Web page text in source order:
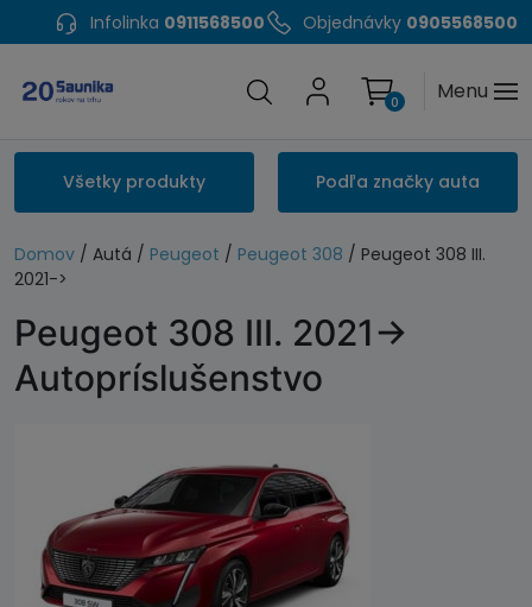
Infolinka 0911568500 Objednávky 0905568500
Menu
0
Všetky produkty Podľa značky auta
Domov / Autá / Peugeot / Peugeot 308 / Peugeot 308 III.
2021->
Peugeot 308 III. 2021->
Autopríslušenstvo